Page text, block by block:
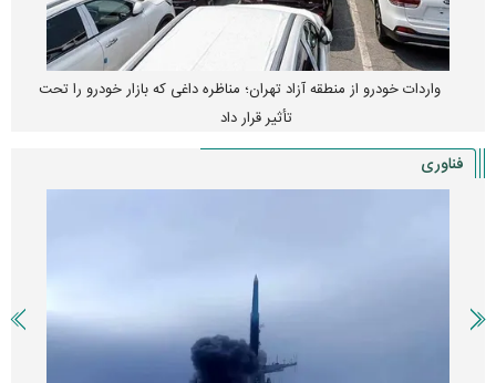
واردات خودرو از منطقه آزاد تهران؛ مناظره داغی که بازار خودرو را تحت
تأثیر قرار داد
فناوری